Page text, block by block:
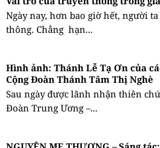
Ngày nay, hơn bao giờ hết, người
thông. Chẳng hạn...
Hình ảnh: Thánh Lễ Tạ Ơn của
Cộng Đoàn Thánh Tâm Thị Nghè
Sau ngày được lãnh nhận thiên
Đoàn Trung Ương –...